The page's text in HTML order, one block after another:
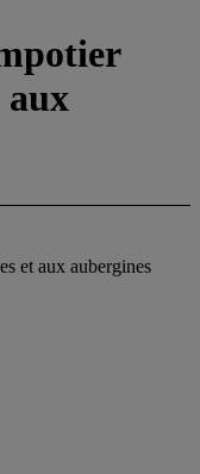
aux
et aux aubergines